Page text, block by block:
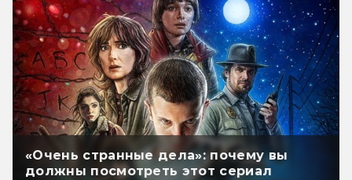
«Очень странные дела»: почему вы
должны посмотреть этот сериал